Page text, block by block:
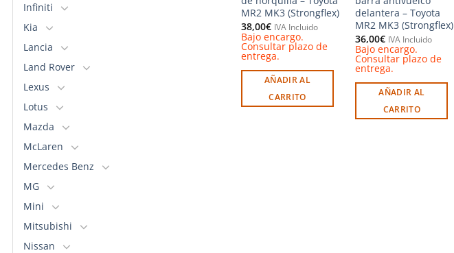
Infiniti
Kia
Lancia
Land Rover
Lexus
Lotus
Mazda
McLaren
Mercedes Benz
MG
Mini
Mitsubishi
Nissan
MR2 MK3 (Strongflex)
38,00€ IVA Incluido
Bajo encargo.
Consultar plazo de
entrega.
AÑADIR AL
CARRITO
delantera – Toyota
MR2 MK3 (Strongflex)
36,00€ IVA Incluido
Bajo encargo.
Consultar plazo de
entrega.
AÑADIR AL
CARRITO